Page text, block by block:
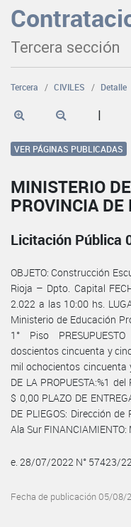
Tercera sección
Tercera CIVILES Detalle
|
VER PÁGINAS PUBLICADAS
MINISTERIO
PROVINCIA DE
Licitación Pública
OBJETO: Construcción
Rioja – Dpto. Capital
2.022 a las 10:00 hs.
Ministerio de Educación
1° Piso
doscientos cincuenta y
mil ochocientos cincuenta
DE LA PROPUESTA:%1
$ 0,00 PLAZO DE
DE PLIEGOS: Dirección
Ala Sur
e. 28/07/2022 N° 57423/
Fecha de publicación 05/08/